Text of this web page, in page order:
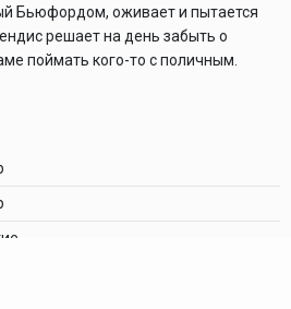
Бьюфордом, оживает и пытается
решает на день забыть о
поймать кого-то с поличным.